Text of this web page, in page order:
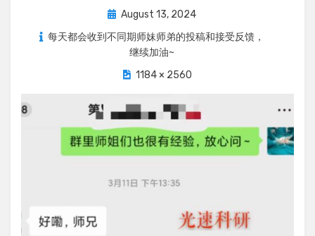
Posted
August 13, 2024
每天都会收到不同期师妹师弟的投稿和接受反馈，
继续加油~
1184 × 2560